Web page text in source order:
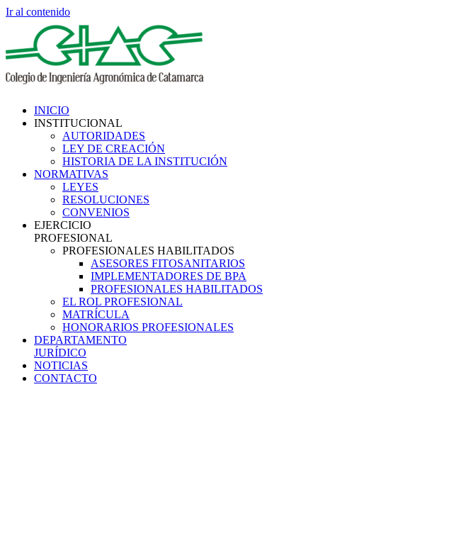
Ir al contenido
INICIO
INSTITUCIONAL
AUTORIDADES
LEY DE CREACIÓN
HISTORIA DE LA INSTITUCIÓN
NORMATIVAS
LEYES
RESOLUCIONES
CONVENIOS
EJERCICIO
PROFESIONAL
PROFESIONALES HABILITADOS
ASESORES FITOSANITARIOS
IMPLEMENTADORES DE BPA
PROFESIONALES HABILITADOS
EL ROL PROFESIONAL
MATRÍCULA
HONORARIOS PROFESIONALES
DEPARTAMENTO
JURÍDICO
NOTICIAS
CONTACTO